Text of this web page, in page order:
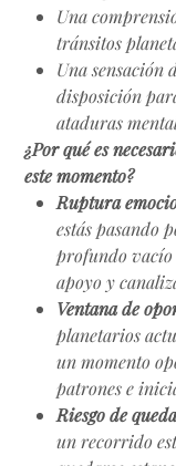
Una
tránsitos
Una
disposición
ataduras
¿Por qué es
este momento?
Ruptura
estás pasando
profundo
apoyo y
Ventana de
planetarios
un momento
patrones e
Riesgo de
un recorrido